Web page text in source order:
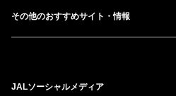
その他のおすすめサイト・情報
JALソーシャルメディア